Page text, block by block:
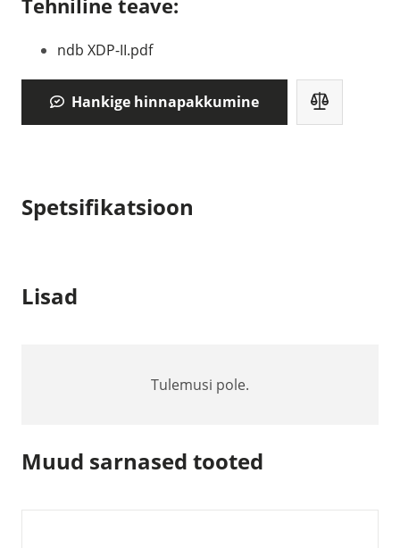
Tehniline teave:
ndb XDP-II.pdf
Hankige hinnapakkumine
Spetsifikatsioon
Lisad
Tulemusi pole.
Muud sarnased tooted